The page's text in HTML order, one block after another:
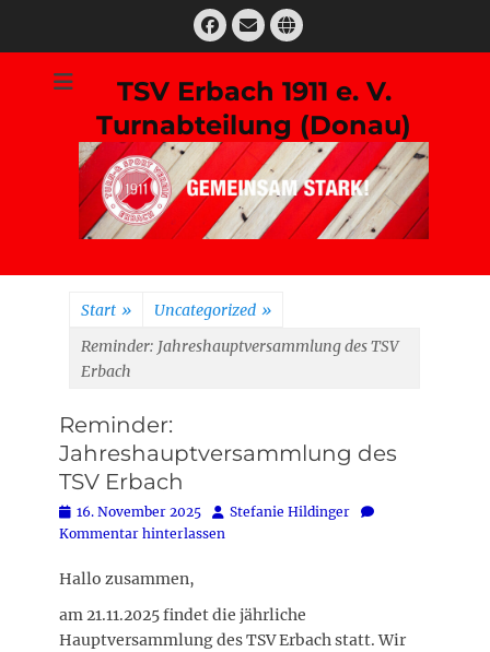
Facebook
E-
Mail
Website
TSV Erbach 1911 e. V.
Turnabteilung (Donau)
Start » Uncategorized »
Reminder: Jahreshauptversammlung des TSV
Erbach
Reminder:
Jahreshauptversammlung des
TSV Erbach
Posted
on
16. November 2025 AutorStefanie Hildinger
Kommentar hinterlassen
Hallo zusammen,
am 21.11.2025 findet die jährliche
Hauptversammlung des TSV Erbach statt. Wir